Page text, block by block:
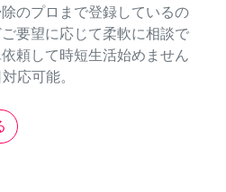
のプロまで登録しているの
要望に応じて柔軟に相談で
頼して時短生活始めません
応可能。